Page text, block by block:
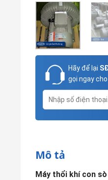
Hãy để lại
gọi ngay
Mô tả
Máy thổi khí con